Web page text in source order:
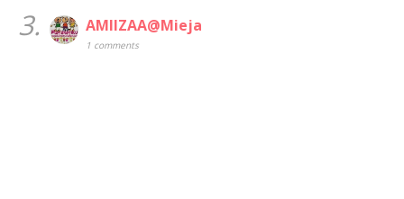
3. AMIIZAA@Mieja
1 comments